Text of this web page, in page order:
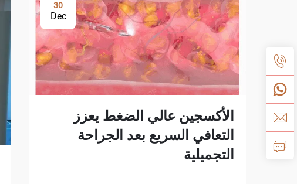
30
Dec
الأكسجين عالي الضغط يعزز
التعافي السريع بعد الجراحة
التجميلية